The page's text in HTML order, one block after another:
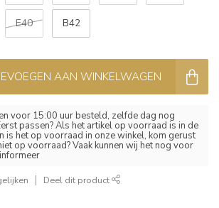
E40 B42
AAN WINKELWAGEN
voor 15:00 uur besteld, zelfde dag nog
passen? Als het artikel op voorraad is in de
is het op voorraad in onze winkel, kom gerust
op voorraad? Vaak kunnen wij het nog voor
Deel dit product